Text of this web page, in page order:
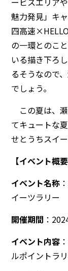
魅力発見」キ
四高速
の一環とのこ
いる描き下ろ
るそうなので
でしょう。
この夏は、
てキュートな
せとうちスイ
【イベント概要
イベント名称
イーツラリー
開催期間 ：
イベント内容
ルポイントラリ